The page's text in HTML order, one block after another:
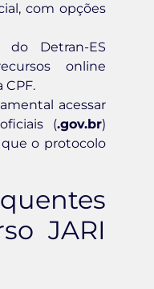
com opções
do Detran-ES
online
CPF.
acessar
(.gov.br)
o protocolo
JARI